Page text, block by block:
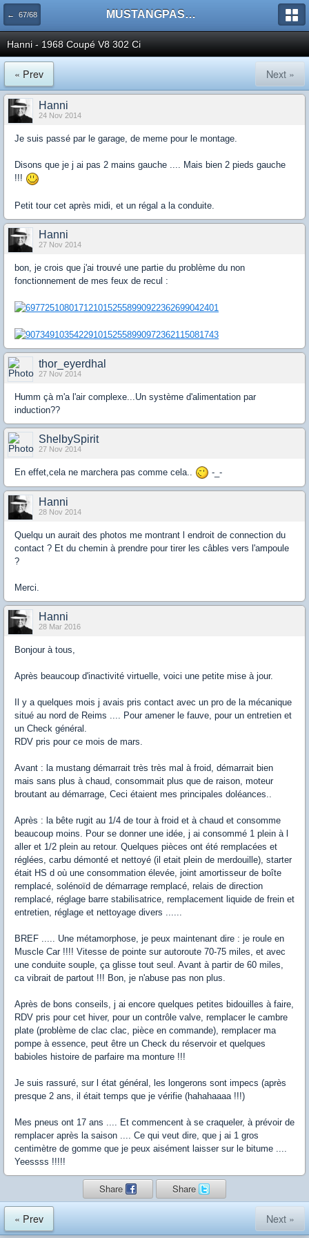
← 67/68 MUSTANGPASSION
Hanni - 1968 Coupé V8 302 Ci
« Prev Next »
Hanni
24 Nov 2014
Je suis passé par le garage, de meme pour le montage.
Disons que je j ai pas 2 mains gauche .... Mais bien 2 pieds gauche
!!!
Petit tour cet après midi, et un régal a la conduite.
Hanni
27 Nov 2014
bon, je crois que j'ai trouvé une partie du problème du non
fonctionnement de mes feux de recul :
thor_eyerdhal
27 Nov 2014
Humm çà m'a l'air complexe...Un système d'alimentation par
induction??
ShelbySpirit
27 Nov 2014
En effet,cela ne marchera pas comme cela.. -_-
Hanni
28 Nov 2014
Quelqu un aurait des photos me montrant l endroit de connection du
contact ? Et du chemin à prendre pour tirer les câbles vers l'ampoule
?
Merci.
Hanni
28 Mar 2016
Bonjour à tous,
Après beaucoup d'inactivité virtuelle, voici une petite mise à jour.
Il y a quelques mois j avais pris contact avec un pro de la mécanique
situé au nord de Reims .... Pour amener le fauve, pour un entretien et
un Check général.
RDV pris pour ce mois de mars.
Avant : la mustang démarrait très très mal à froid, démarrait bien
mais sans plus à chaud, consommait plus que de raison, moteur
broutant au démarrage, Ceci étaient mes principales doléances..
Après : la bête rugit au 1/4 de tour à froid et à chaud et consomme
beaucoup moins. Pour se donner une idée, j ai consommé 1 plein à l
aller et 1/2 plein au retour. Quelques pièces ont été remplacées et
réglées, carbu démonté et nettoyé (il etait plein de merdouille), starter
était HS d où une consommation élevée, joint amortisseur de boîte
remplacé, solénoïd de démarrage remplacé, relais de direction
remplacé, réglage barre stabilisatrice, remplacement liquide de frein et
entretien, réglage et nettoyage divers ......
BREF ..... Une métamorphose, je peux maintenant dire : je roule en
Muscle Car !!!! Vitesse de pointe sur autoroute 70-75 miles, et avec
une conduite souple, ça glisse tout seul. Avant à partir de 60 miles,
ca vibrait de partout !!! Bon, je n'abuse pas non plus.
Après de bons conseils, j ai encore quelques petites bidouilles à faire,
RDV pris pour cet hiver, pour un contrôle valve, remplacer le cambre
plate (problème de clac clac, pièce en commande), remplacer ma
pompe à essence, peut être un Check du réservoir et quelques
babioles histoire de parfaire ma monture !!!
Je suis rassuré, sur l état général, les longerons sont impecs (après
presque 2 ans, il était temps que je vérifie (hahahaaaa !!!)
Mes pneus ont 17 ans .... Et commencent à se craqueler, à prévoir de
remplacer après la saison .... Ce qui veut dire, que j ai 1 gros
centimètre de gomme que je peux aisément laisser sur le bitume ....
Yeessss !!!!!
Share Share
« Prev Next »